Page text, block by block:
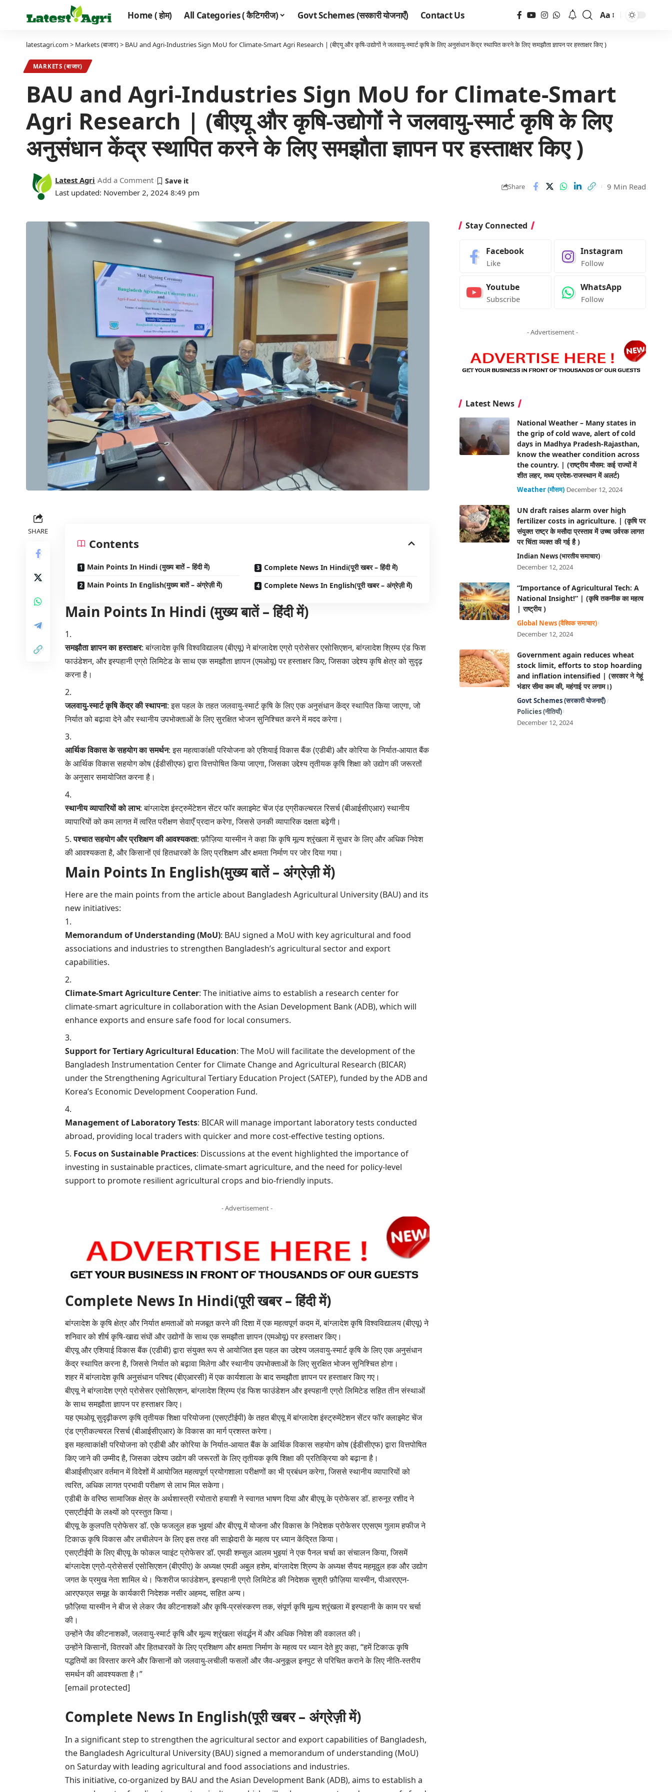
Home ( होम) All Categories ( कैटिगरीज) Govt Schemes (सरकारी योजनाएँ) Contact Us Aa
latestagri.com> Markets (बाजार)> BAU and Agri-Industries Sign MoU for Climate-Smart Agri Research | (बीएयू और कृषि-उद्योगों ने जलवायु-स्मार्ट कृषि के लिए अनुसंधान केंद्र स्थापित करने के लिए समझौता ज्ञापन पर हस्ताक्षर किए )
MARKETS (बाजार)
BAU and Agri-Industries Sign MoU for Climate-Smart
Agri Research | (बीएयू और कृषि-उद्योगों ने जलवायु-स्मार्ट कृषि के लिए
अनुसंधान केंद्र स्थापित करने के लिए समझौता ज्ञापन पर हस्ताक्षर किए )
Last updated: November 2, 2024 8:49 pm
Latest Agri Add a Comment
Share 9 Min Read
SHARE
Contents
Main Points In Hindi (मुख्य बातें – हिंदी में)
Main Points In English(मुख्य बातें – अंग्रेज़ी में)
Complete News In Hindi(पूरी खबर – हिंदी में)
Complete News In English(पूरी खबर – अंग्रेज़ी में)
Main Points In Hindi (मुख्य बातें – हिंदी में)
समझौता ज्ञापन का हस्ताक्षर: बांग्लादेश कृषि विश्वविद्यालय (बीएयू) ने बांग्लादेश एग्रो प्रोसेसर एसोसिएशन, बांग्लादेश श्रिम्प एंड फिश
फाउंडेशन, और इस्पहानी एग्रो लिमिटेड के साथ एक समझौता ज्ञापन (एमओयू) पर हस्ताक्षर किए, जिसका उद्देश्य कृषि क्षेत्र को सुदृढ़
करना है।
जलवायु-स्मार्ट कृषि केंद्र की स्थापना: इस पहल के तहत जलवायु-स्मार्ट कृषि के लिए एक अनुसंधान केंद्र स्थापित किया जाएगा, जो
निर्यात को बढ़ावा देने और स्थानीय उपभोक्ताओं के लिए सुरक्षित भोजन सुनिश्चित करने में मदद करेगा।
आर्थिक विकास के सहयोग का समर्थन: इस महत्वाकांक्षी परियोजना को एशियाई विकास बैंक (एडीबी) और कोरिया के निर्यात-आयात बैंक
के आर्थिक विकास सहयोग कोष (ईडीसीएफ) द्वारा वित्तपोषित किया जाएगा, जिसका उद्देश्य तृतीयक कृषि शिक्षा को उद्योग की जरूरतों
के अनुसार समायोजित करना है।
स्थानीय व्यापारियों को लाभ: बांग्लादेश इंस्ट्रुमेंटेशन सेंटर फॉर क्लाइमेट चेंज एंड एग्रीकल्चरल रिसर्च (बीआईसीएआर) स्थानीय
व्यापारियों को कम लागत में त्वरित परीक्षण सेवाएँ प्रदान करेगा, जिससे उनकी व्यापारिक दक्षता बढ़ेगी।
पश्चात सहयोग और प्रशिक्षण की आवश्यकता: फ़ौज़िया यास्मीन ने कहा कि कृषि मूल्य श्रृंखला में सुधार के लिए और अधिक निवेश
की आवश्यकता है, और किसानों एवं हितधारकों के लिए प्रशिक्षण और क्षमता निर्माण पर जोर दिया गया।
Main Points In English(मुख्य बातें – अंग्रेज़ी में)
Here are the main points from the article about Bangladesh Agricultural University (BAU) and its
new initiatives:
Memorandum of Understanding (MoU): BAU signed a MoU with key agricultural and food
associations and industries to strengthen Bangladesh’s agricultural sector and export
capabilities.
Climate-Smart Agriculture Center: The initiative aims to establish a research center for
climate-smart agriculture in collaboration with the Asian Development Bank (ADB), which will
enhance exports and ensure safe food for local consumers.
Support for Tertiary Agricultural Education: The MoU will facilitate the development of the
Bangladesh Instrumentation Center for Climate Change and Agricultural Research (BICAR)
under the Strengthening Agricultural Tertiary Education Project (SATEP), funded by the ADB and
Korea’s Economic Development Cooperation Fund.
Management of Laboratory Tests: BICAR will manage important laboratory tests conducted
abroad, providing local traders with quicker and more cost-effective testing options.
Focus on Sustainable Practices: Discussions at the event highlighted the importance of
investing in sustainable practices, climate-smart agriculture, and the need for policy-level
support to promote resilient agricultural crops and bio-friendly inputs.
- Advertisement -
Complete News In Hindi(पूरी खबर – हिंदी में)
बांग्लादेश के कृषि क्षेत्र और निर्यात क्षमताओं को मजबूत करने की दिशा में एक महत्वपूर्ण कदम में, बांग्लादेश कृषि विश्वविद्यालय (बीएयू) ने
शनिवार को शीर्ष कृषि-खाद्य संघों और उद्योगों के साथ एक समझौता ज्ञापन (एमओयू) पर हस्ताक्षर किए।
बीएयू और एशियाई विकास बैंक (एडीबी) द्वारा संयुक्त रूप से आयोजित इस पहल का उद्देश्य जलवायु-स्मार्ट कृषि के लिए एक अनुसंधान
केंद्र स्थापित करना है, जिससे निर्यात को बढ़ावा मिलेगा और स्थानीय उपभोक्ताओं के लिए सुरक्षित भोजन सुनिश्चित होगा।
शहर में बांग्लादेश कृषि अनुसंधान परिषद (बीएआरसी) में एक कार्यशाला के बाद समझौता ज्ञापन पर हस्ताक्षर किए गए।
बीएयू ने बांग्लादेश एग्रो प्रोसेसर एसोसिएशन, बांग्लादेश श्रिम्प एंड फिश फाउंडेशन और इस्पहानी एग्रो लिमिटेड सहित तीन संस्थाओं
के साथ समझौता ज्ञापन पर हस्ताक्षर किए।
यह एमओयू सुदृढ़ीकरण कृषि तृतीयक शिक्षा परियोजना (एसएटीईपी) के तहत बीएयू में बांग्लादेश इंस्ट्रुमेंटेशन सेंटर फॉर क्लाइमेट चेंज
एंड एग्रीकल्चरल रिसर्च (बीआईसीएआर) के विकास का मार्ग प्रशस्त करेगा।
इस महत्वाकांक्षी परियोजना को एडीबी और कोरिया के निर्यात-आयात बैंक के आर्थिक विकास सहयोग कोष (ईडीसीएफ) द्वारा वित्तपोषित
किए जाने की उम्मीद है, जिसका उद्देश्य उद्योग की जरूरतों के लिए तृतीयक कृषि शिक्षा की प्रतिक्रिया को बढ़ाना है।
बीआईसीएआर वर्तमान में विदेशों में आयोजित महत्वपूर्ण प्रयोगशाला परीक्षणों का भी प्रबंधन करेगा, जिससे स्थानीय व्यापारियों को
त्वरित, अधिक लागत प्रभावी परीक्षण से लाभ मिल सकेगा।
एडीबी के वरिष्ठ सामाजिक क्षेत्र के अर्थशास्त्री रयोतारो हयाशी ने स्वागत भाषण दिया और बीएयू के प्रोफेसर डॉ. हारुनूर रशीद ने
एसएटीईपी के लक्ष्यों को प्रस्तुत किया।
बीएयू के कुलपति प्रोफेसर डॉ. एके फजलुल हक भुइयां और बीएयू में योजना और विकास के निदेशक प्रोफेसर एएसएम गुलाम हफीज ने
टिकाऊ कृषि विकास और लचीलेपन के लिए इस तरह की साझेदारी के महत्व पर ध्यान केंद्रित किया।
एसएटीईपी के लिए बीएयू के फोकल प्वाइंट प्रोफेसर डॉ. एमडी शम्सुल आलम भुइयां ने एक पैनल चर्चा का संचालन किया, जिसमें
बांग्लादेश एग्रो-प्रोसेसर्स एसोसिएशन (बीएपीए) के अध्यक्ष एमडी अबुल हशेम, बांग्लादेश श्रिम्प के अध्यक्ष सैयद महमूदुल हक और उद्योग
जगत के प्रमुख नेता शामिल थे। फिशरीज फाउंडेशन, इस्पहानी एग्रो लिमिटेड की निदेशक सुश्री फ़ौज़िया यास्मीन, पीआरएएन-
आरएफएल समूह के कार्यकारी निदेशक नसीर अहमद, सहित अन्य।
फ़ौज़िया यास्मीन ने बीज से लेकर जैव कीटनाशकों और कृषि-प्रसंस्करण तक, संपूर्ण कृषि मूल्य श्रृंखला में इस्पहानी के काम पर चर्चा
की।
उन्होंने जैव कीटनाशकों, जलवायु-स्मार्ट कृषि और मूल्य श्रृंखला संवर्द्धन में और अधिक निवेश की वकालत की।
उन्होंने किसानों, वितरकों और हितधारकों के लिए प्रशिक्षण और क्षमता निर्माण के महत्व पर ध्यान देते हुए कहा, “हमें टिकाऊ कृषि
पद्धतियों का विस्तार करने और किसानों को जलवायु-लचीली फसलों और जैव-अनुकूल इनपुट से परिचित कराने के लिए नीति-स्तरीय
समर्थन की आवश्यकता है।”
[email protected]
Complete News In English(पूरी खबर – अंग्रेज़ी में)
In a significant step to strengthen the agricultural sector and export capabilities of Bangladesh,
the Bangladesh Agricultural University (BAU) signed a memorandum of understanding (MoU)
on Saturday with leading agricultural and food associations and industries.
This initiative, co-organized by BAU and the Asian Development Bank (ADB), aims to establish a
Stay Connected
Facebook
Like
Instagram
Follow
Youtube
Subscribe
WhatsApp
Follow
- Advertisement -
Latest News
National Weather – Many states in
the grip of cold wave, alert of cold
days in Madhya Pradesh-Rajasthan,
know the weather condition across
the country. | (राष्ट्रीय मौसम: कई राज्यों में
शीत लहर, मध्य प्रदेश-राजस्थान में अलर्ट)
Weather (मौसम) December 12, 2024
UN draft raises alarm over high
fertilizer costs in agriculture. | (कृषि पर
संयुक्त राष्ट्र के मसौदा प्रस्ताव में उच्च उर्वरक लागत
पर चिंता व्यक्त की गई है )
Indian News (भारतीय समाचार)
December 12, 2024
“Importance of Agricultural Tech: A
National Insight!” | (कृषि तकनीक का महत्व
| राष्ट्रीय )
Global News (वैश्विक समाचार)
December 12, 2024
Government again reduces wheat
stock limit, efforts to stop hoarding
and inflation intensified | (सरकार ने गेहूं
भंडार सीमा कम की, महंगाई पर लगाम।)
Govt Schemes (सरकारी योजनाएँ)
Policies (नीतियाँ)
December 12, 2024